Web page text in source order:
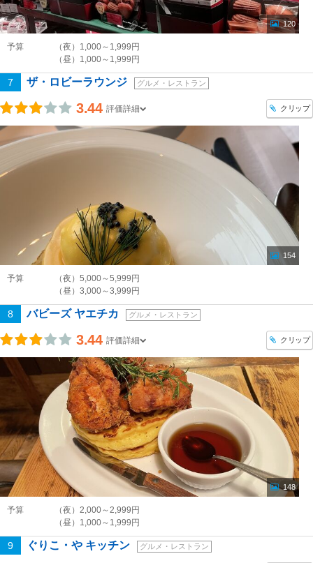
120
予算
（夜）1,000～1,999円
（昼）1,000～1,999円
7 ザ・ロビーラウンジ グルメ・レストラン
3.44 評価詳細 クリップ
154
予算
（夜）5,000～5,999円
（昼）3,000～3,999円
8 バビーズ ヤエチカ グルメ・レストラン
3.44 評価詳細 クリップ
148
予算
（夜）2,000～2,999円
（昼）1,000～1,999円
9 ぐりこ・や キッチン グルメ・レストラン